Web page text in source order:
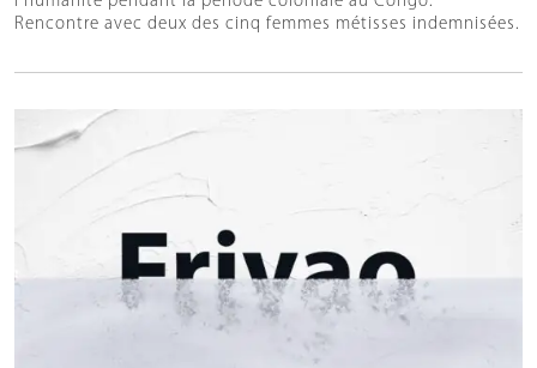
Rencontre avec deux des cinq femmes métisses indemnisées.